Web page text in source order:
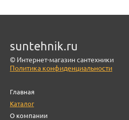
suntehnik.ru
© Интернет-магазин сантехники
Политика конфиденциальности
Главная
Каталог
О компании